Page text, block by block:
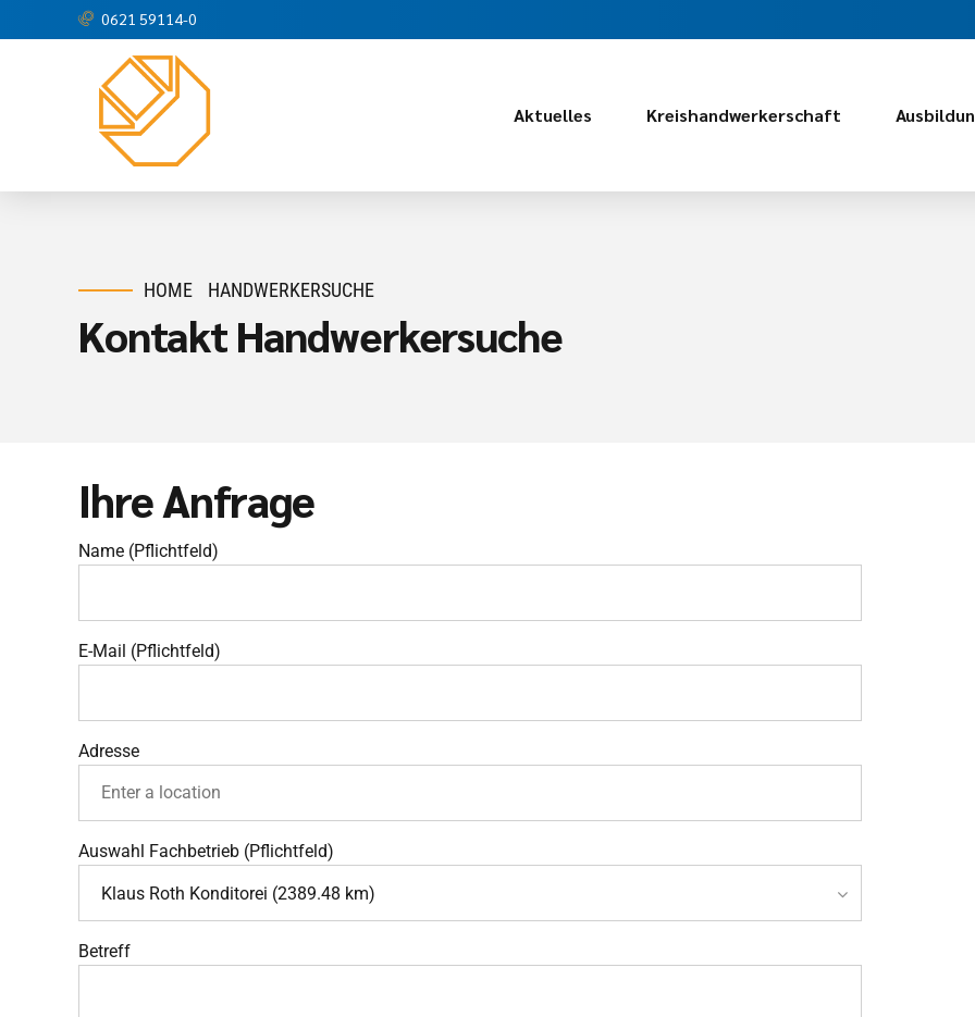
0621 59114-0
Aktuelles Kreishandwerkerschaft
HOME HANDWERKERSUCHE
Kontakt Handwerkersuche
Ihre Anfrage
Name (Pflichtfeld)
E-Mail (Pflichtfeld)
Adresse
Auswahl Fachbetrieb (Pflichtfeld)
Klaus Roth Konditorei (2389.48 km)
Betreff